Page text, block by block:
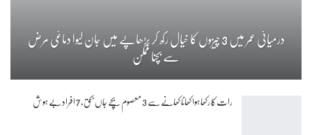
درمیانی عمر میں 3 چیزوں کا خیال رکھ کر بڑھاپے میں جان لیوا دماغی مرض
سے بچنا ممکن
رات کا رکھا ہوا کھانا کھانے سے 3 معصوم بچے جاں بحق، 7 افراد بے ہوش